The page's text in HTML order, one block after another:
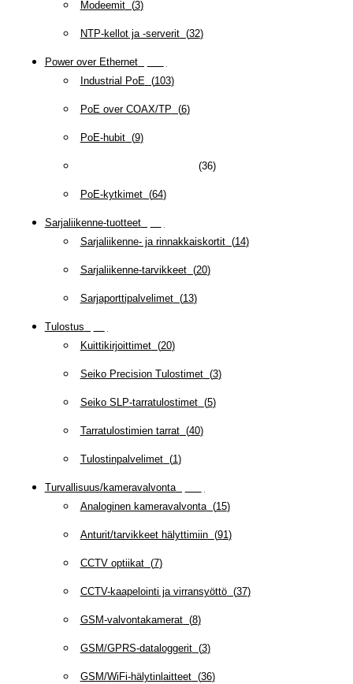
Modeemit(3)
NTP-kellot ja -serverit(32)
Power over Ethernet(
Industrial PoE(103)
PoE over COAX/TP (6)
PoE-hubit(9)
(36)
PoE-kytkimet(64)
Sarjaliikenne-tuotteet(
Sarjaliikenne- ja rinnakkaiskortit(14)
Sarjaliikenne-tarvikkeet(20)
Sarjaporttipalvelimet(13)
Tulostus
Kuittikirjoittimet(20)
Seiko Precision Tulostimet(3)
Seiko SLP-tarratulostimet(5)
Tarratulostimien tarrat(40)
Tulostinpalvelimet(1)
Turvallisuus/kameravalvonta(
Analoginen kameravalvonta(15)
Anturit/tarvikkeet hälyttimiin(91)
CCTV optiikat(7)
CCTV-kaapelointi ja virransyöttö(37)
GSM-valvontakamerat(8)
GSM/GPRS-dataloggerit(3)
GSM/WiFi-hälytinlaitteet(36)